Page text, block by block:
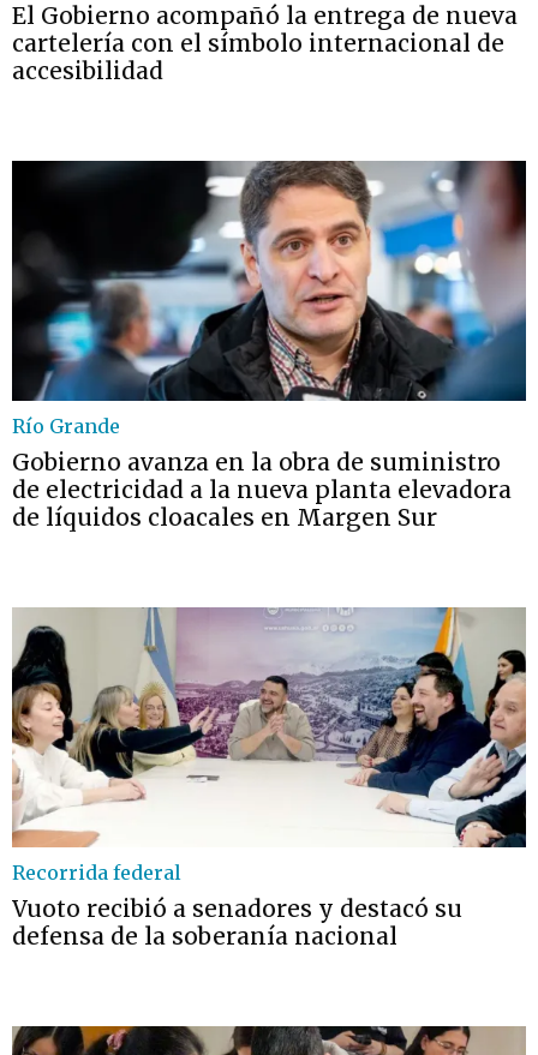
El Gobierno acompañó la entrega de nueva
cartelería con el símbolo internacional de
accesibilidad
Río Grande
Gobierno avanza en la obra de suministro
de electricidad a la nueva planta elevadora
de líquidos cloacales en Margen Sur
Recorrida federal
Vuoto recibió a senadores y destacó su
defensa de la soberanía nacional